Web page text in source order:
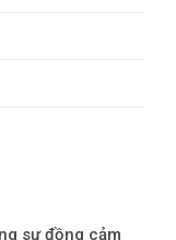
sự đồng cảm